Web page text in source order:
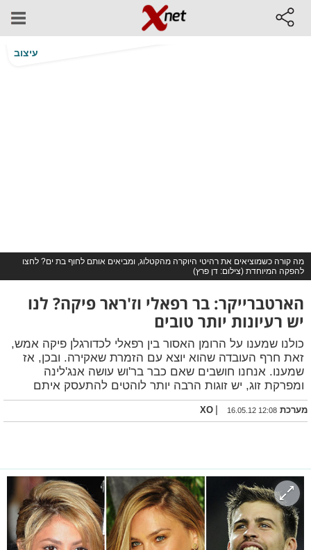
עיצוב
מה קורה כשמוציאים את רהיטי היוקרה מהקטלוג, ומביאים אותם לחוף בת ים? לחצו
להפקה המיוחדת (צילום: דן פרץ)
הארטברייקר: בר רפאלי וז'ראר פיקה? לנו
יש רעיונות יותר טובים
כולנו שמענו על הרומן האסור בין רפאלי לכדורגלן פיקה אמש,
זאת חרף העובדה שהוא יוצא עם הזמרת שאקירה. ובכן, אז
שמענו. אנחנו חושבים שאם כבר בר'וש עושה אנג'לינה
ומפרקת זוג, יש זוגות הרבה יותר לוהטים להתעסק איתם
מערכת XO | 16.05.12 12:08